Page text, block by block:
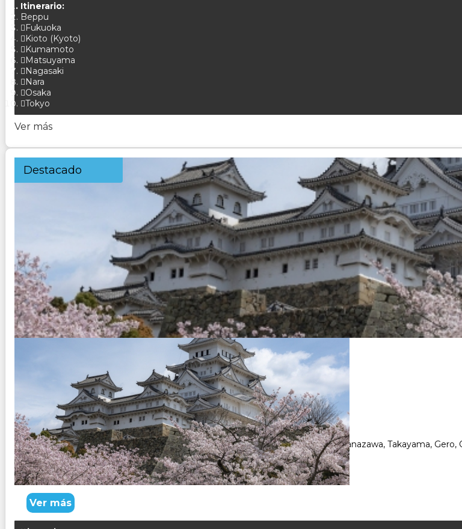
Itinerario:
Beppu
Fukuoka
Kioto (Kyoto)
Kumamoto
Matsuyama
Nagasaki
Nara
Osaka
Tokyo
Ver más
Destacado
JAPON EN ESPAÑOL Y PORTUGUES
Duración:
10 Días 9Noches
Paquete Turistico de 10 dias 9 noches Visitando; Tokio, Hakone, Kioto, Nara, Kanazawa, Takayama,
ESPAÑOLA y con otros pasajeros que hablan español
Ver más